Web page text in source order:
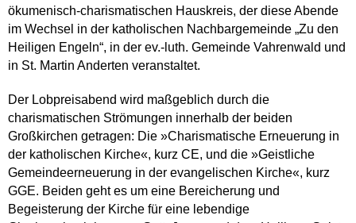
ökumenisch-charismatischen Hauskreis, der diese Abende
im Wechsel in der katholischen Nachbargemeinde „Zu den
Heiligen Engeln“, in der ev.-luth. Gemeinde Vahrenwald und
in St. Martin Anderten veranstaltet.
Der Lobpreisabend wird maßgeblich durch die
charismatischen Strömungen innerhalb der beiden
Großkirchen getragen: Die »Charismatische Erneuerung in
der katholischen Kirche«, kurz CE, und die »Geistliche
Gemeindeerneuerung in der evangelischen Kirche«, kurz
GGE. Beiden geht es um eine Bereicherung und
Begeisterung der Kirche für eine lebendige